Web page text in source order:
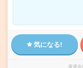
気になる!
派遣会